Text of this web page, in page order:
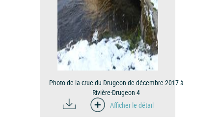
Photo de la crue du Drugeon de décembre 2017 à
Rivière-Drugeon 4
Afficher le détail